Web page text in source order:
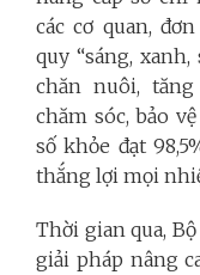
các cơ quan,
quy “sáng,
chăn nuôi,
chăm sóc, bảo
số khỏe đạt
thắng lợi mọi
Thời gian qua,
giải pháp nâng